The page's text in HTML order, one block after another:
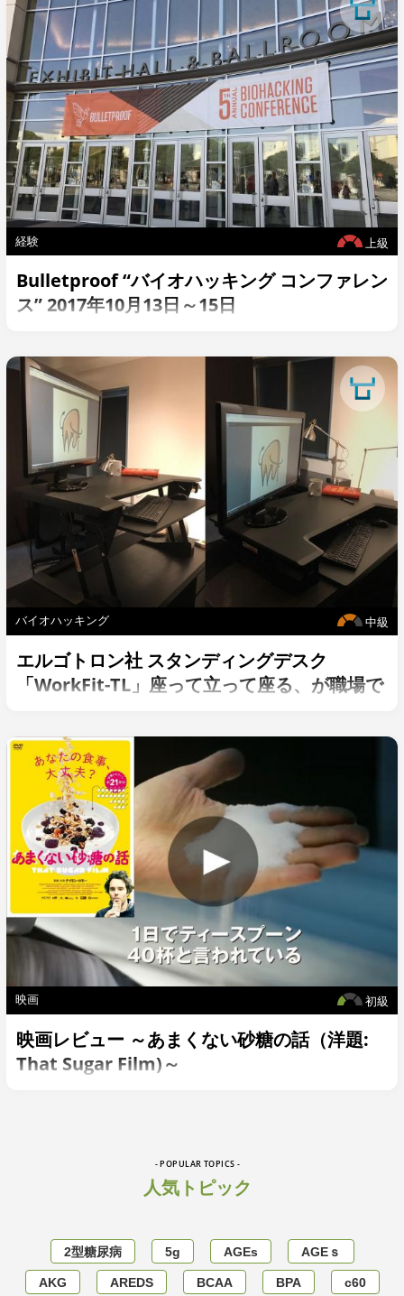
上級
経験
Bulletproof “バイオハッキング コンファレン
ス” 2017年10月13日～15日
中級
バイオハッキング
エルゴトロン社 スタンディングデスク
「WorkFit-TL」座って立って座る、が職場で
初級
映画
映画レビュー ～あまくない砂糖の話（洋題:
That Sugar Film)～
- POPULAR TOPICS -
人気トピック
2型糖尿病 5g AGEs AGEｓ
AKG AREDS BCAA BPA c60